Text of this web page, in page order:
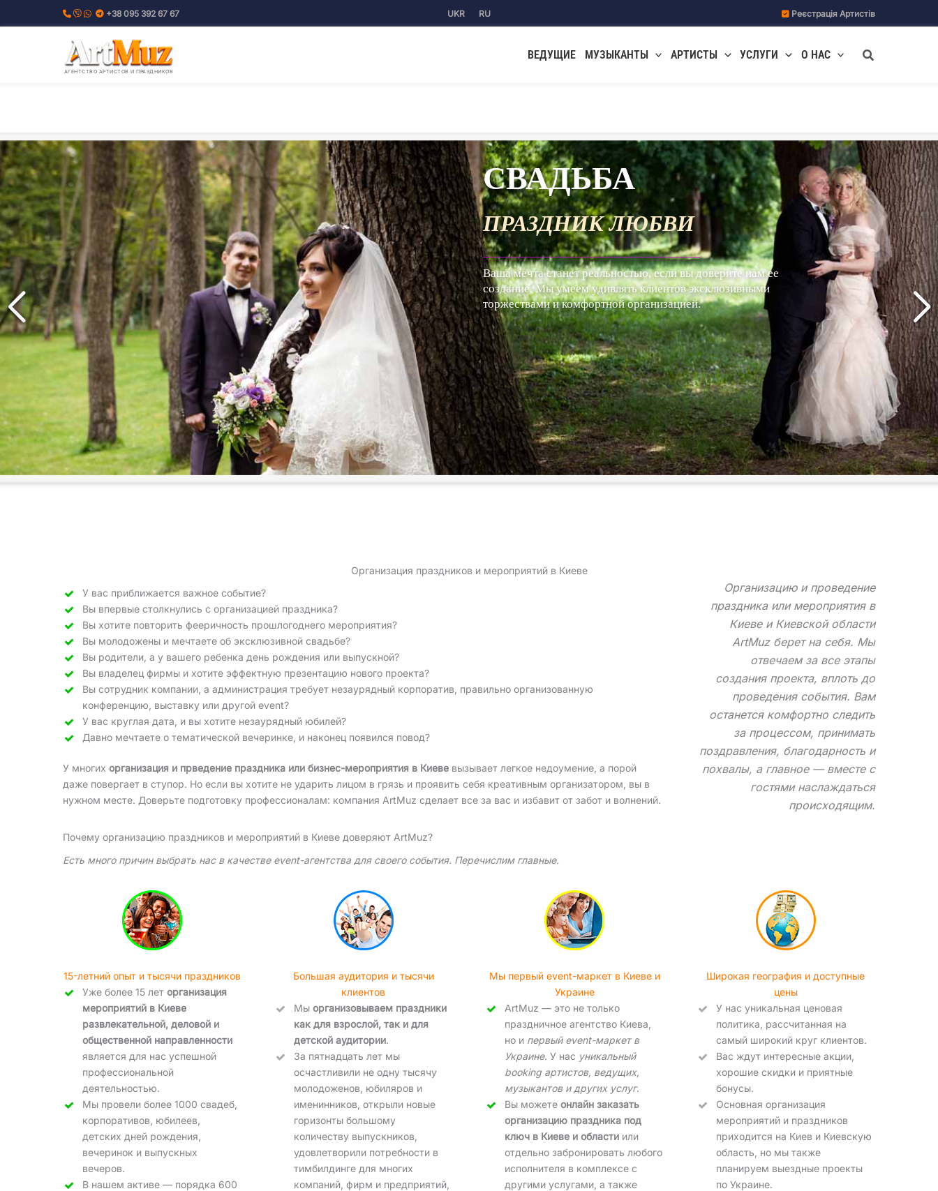
к
+38 095 392 67 67 UKR RU Реєстрація Артистів
АГЕНТСТВО АРТИСТОВ И ПРАЗДНИКОВ
ВЕДУЩИЕ МУЗЫКАНТЫ АРТИСТЫ УСЛУГИ О НАС Поиск
СВАДЬБА
ПРАЗДНИК ЛЮБВИ
____________________________________________________
Ваша мечта станет реальностью, если вы доверите нам ее
создание. Мы умеем удивлять клиентов эксклюзивными
торжествами и комфортной организацией.
Организация праздников и мероприятий в Киеве
У вас приближается важное событие?
Вы впервые столкнулись с организацией праздника?
Вы хотите повторить фееричность прошлогоднего мероприятия?
Вы молодожены и мечтаете об эксклюзивной свадьбе?
Вы родители, а у вашего ребенка день рождения или выпускной?
Вы владелец фирмы и хотите эффектную презентацию нового проекта?
Вы сотрудник компании, а администрация требует незаурядный корпоратив, правильно организованную
конференцию, выставку или другой event?
У вас круглая дата, и вы хотите незаурядный юбилей?
Давно мечтаете о тематической вечеринке, и наконец появился повод?
У многих организация и прведение праздника или бизнес-мероприятия в Киеве вызывает легкое недоумение, а порой
даже повергает в ступор. Но если вы хотите не ударить лицом в грязь и проявить себя креативным организатором, вы в
нужном месте. Доверьте подготовку профессионалам: компания ArtMuz сделает все за вас и избавит от забот и волнений.
Организацию и проведение
праздника или мероприятия в
Киеве и Киевской области
ArtMuz берет на себя. Мы
отвечаем за все этапы
создания проекта, вплоть до
проведения события. Вам
останется комфортно следить
за процессом, принимать
поздравления, благодарность и
похвалы, а главное — вместе с
гостями наслаждаться
происходящим.
Почему организацию праздников и мероприятий в Киеве доверяют ArtMuz?
Есть много причин выбрать нас в качестве event-агентства для своего события. Перечислим главные.
15-летний опыт и тысячи праздников
Уже более 15 лет организация
мероприятий в Киеве
развлекательной, деловой и
общественной направленности
является для нас успешной
профессиональной
деятельностью.
Мы провели более 1000 свадеб,
корпоративов, юбилеев,
детских дней рождения,
вечеринок и выпускных
вечеров.
В нашем активе — порядка 600
Большая аудитория и тысячи
клиентов
Мы организовываем праздники
как для взрослой, так и для
детской аудитории.
За пятнадцать лет мы
осчастливили не одну тысячу
молодоженов, юбиляров и
именинников, открыли новые
горизонты большому
количеству выпускников,
удовлетворили потребности в
тимбилдинге для многих
компаний, фирм и предприятий,
Мы первый event-маркет в Киеве и
Украине
ArtMuz — это не только
праздничное агентство Киева,
но и первый event-маркет в
Украине. У нас уникальный
booking артистов, ведущих,
музыкантов и других услуг.
Вы можетеонлайн заказать
организацию праздника под
ключ в Киеве и области или
отдельно забронировать любого
исполнителя в комплексе с
другими услугами, а также
Широкая география и доступные
цены
У нас уникальная ценовая
политика, рассчитанная на
самый широкий круг клиентов.
Вас ждут интересные акции,
хорошие скидки и приятные
бонусы.
Основная организация
мероприятий и праздников
приходится на Киев и Киевскую
область, но мы также
планируем выездные проекты
по Украине.